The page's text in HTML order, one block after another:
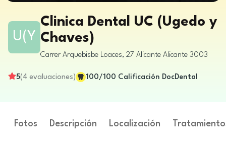
U(Y
Clinica Dental UC (Ugedo y
Chaves)
Carrer Arquebisbe Loaces, 27 Alicante Alicante 3003
5( 4 evaluaciones) 100/100 Calificación DocDental
Fotos Descripción Localización